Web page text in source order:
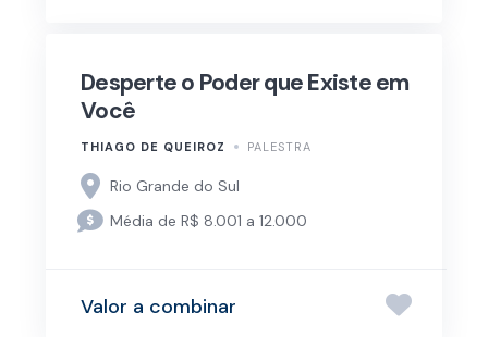
Desperte o Poder que Existe em
Você
THIAGO DE QUEIROZ PALESTRA
Rio Grande do Sul
Média de R$ 8.001 a 12.000
Valor a combinar